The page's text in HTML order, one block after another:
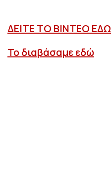
ΔΕΙΤΕ ΤΟ ΒΙΝΤΕΟ ΕΔΩ
Το διαβάσαμε εδώ